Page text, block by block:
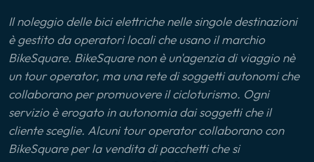
Il noleggio delle bici elettriche nelle singole destinazioni
è gestito da operatori locali che usano il marchio
BikeSquare. BikeSquare non è un'agenzia di viaggio nè
un tour operator, ma una rete di soggetti autonomi che
collaborano per promuovere il cicloturismo. Ogni
servizio è erogato in autonomia dai soggetti che il
cliente sceglie. Alcuni tour operator collaborano con
BikeSquare per la vendita di pacchetti che si